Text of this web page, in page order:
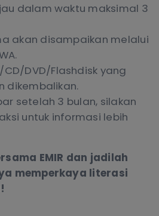
dalam waktu maksimal 3
akan disampaikan melalui
DVD/Flashdisk yang
dikembalikan.
setelah 3 bulan, silakan
untuk informasi lebih
EMIR dan jadilah
memperkaya literasi